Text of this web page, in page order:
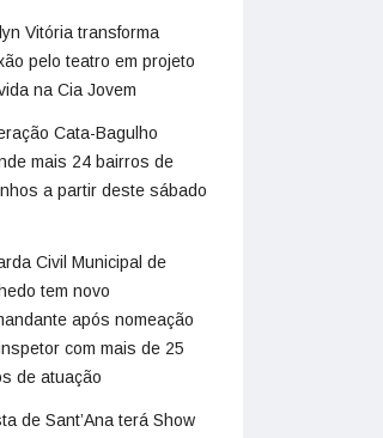
Vitória transforma
pelo teatro em projeto
na Cia Jovem
Cata-Bagulho
mais 24 bairros de
a partir deste sábado
Civil Municipal de
tem novo
após nomeação
com mais de 25
de atuação
de Sant’Ana terá Show